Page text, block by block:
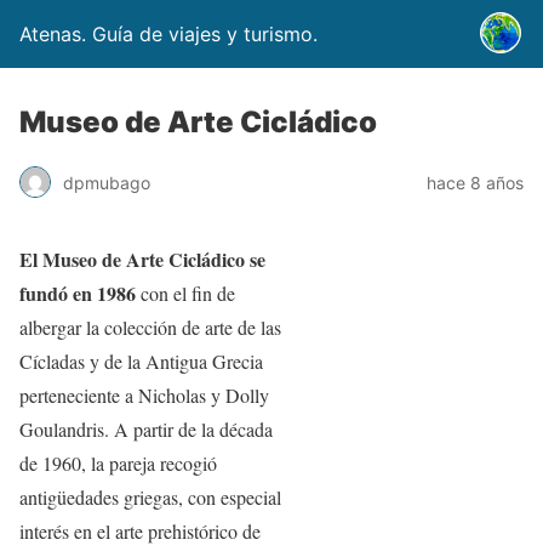
Atenas. Guía de viajes y turismo.
Museo de Arte Cicládico
dpmubago hace 8 años
El Museo de Arte Cicládico se
fundó en 1986con el fin de
albergar la colección de arte de las
Cícladas y de la Antigua Grecia
perteneciente a Nicholas y Dolly
Goulandris. A partir de la década
de 1960, la pareja recogió
antigüedades griegas, con especial
interés en el arte prehistórico de